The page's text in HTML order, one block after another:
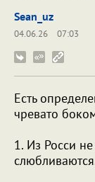
Sean_uz
04.06.26
07:03
Есть
чревато
1. Из Росси